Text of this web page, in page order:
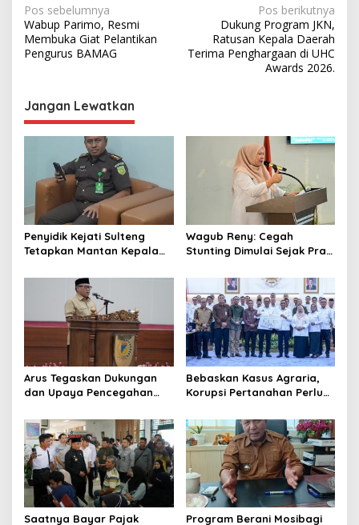
N
a
v
g
a
p
o
s
Pos sebelumnya
Wabup Parimo, Resmi
Membuka Giat Pelantikan
Pengurus BAMAG
Pos berikutnya
Dukung Program JKN,
Ratusan Kepala Daerah
Terima Penghargaan di UHC
Awards 2026.
Jangan Lewatkan
Penyidik Kejati Sulteng
Tetapkan Mantan Kepala
Donggala Sebagai
Tersangka Dugaan Korupsi
Pemungutan Pajak
Pertambangan
Wagub Reny: Cegah
Stunting Dimulai Sejak Pra
Tombak di Masyarakat
Arus Tegaskan Dukungan
dan Upaya Pencegahan
Korupsi
Bebaskan Kasus Agraria,
Korupsi Pertanahan Perlu
Gandeng KPK-ATR/BPN
Saatnya Bayar Pajak
Program Berani Mosibagi